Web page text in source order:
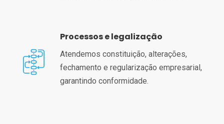
Processos e legalização
Atendemos constituição, alterações,
fechamento e regularização empresarial,
garantindo conformidade.